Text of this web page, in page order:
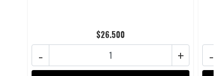
$26.500
+
- -